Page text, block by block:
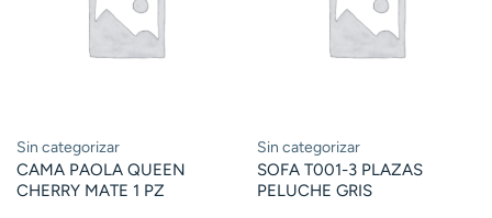
Sin categorizar
CAMA PAOLA QUEEN
CHERRY MATE 1 PZ
Sin categorizar
SOFA T001-3 PLAZAS
PELUCHE GRIS